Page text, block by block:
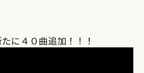
に４０曲追加！！！